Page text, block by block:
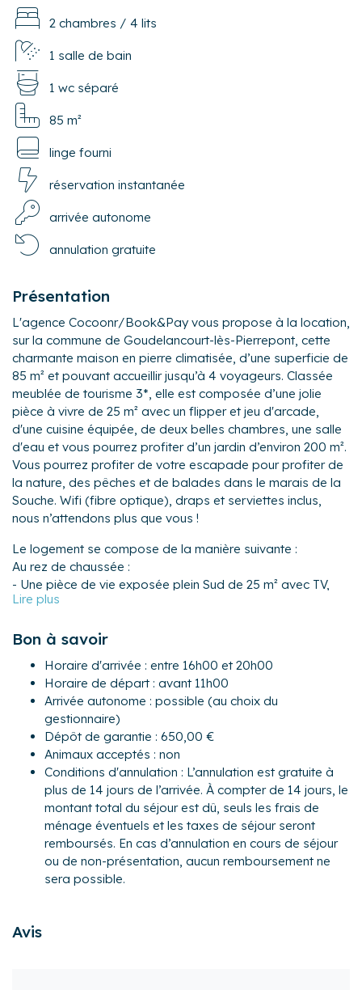
2 chambres / 4 lits
1 salle de bain
1 wc séparé
85 m²
linge fourni
réservation instantanée
arrivée autonome
annulation gratuite
Présentation
L'agence Cocoonr/Book&Pay vous propose à la location,
sur la commune de Goudelancourt-lès-Pierrepont, cette
charmante maison en pierre climatisée, d’une superficie de
85 m² et pouvant accueillir jusqu’à 4 voyageurs. Classée
meublée de tourisme 3*, elle est composée d’une jolie
pièce à vivre de 25 m² avec un flipper et jeu d'arcade,
d'une cuisine équipée, de deux belles chambres, une salle
d'eau et vous pourrez profiter d’un jardin d’environ 200 m².
Vous pourrez profiter de votre escapade pour profiter de
la nature, des pêches et de balades dans le marais de la
Souche. Wifi (fibre optique), draps et serviettes inclus,
nous n’attendons plus que vous !
Le logement se compose de la manière suivante :
Au rez de chaussée :
- Une pièce de vie exposée plein Sud de 25 m² avec TV,
canapé, fauteuil et jeux d'arcades.
ondes, grille-pain, lave-vaisselle, plaques de cuisson,
dosette Senso ...
- Une salle à manger avec à disposition un espace bar.
- Une salle d'eau avec douche et WC.
A l'étage :
- Chambre 1 : deux lits simples pouvant être rapproché en
lit double.
- Chambre 2 : deux lits simples pouvant être rapproché en
lit double.
- WC séparé (sani broyeur).
Extérieur :
- Un beau jardin clos de 200 m², un terrain de pétanque,
des jeux extérieurs pour les enfants, mise à disposition de
matériel de pêche : Cannes, lancets et boite à pêche....
Bon à savoir
Horaire d'arrivée : entre 16h00 et 20h00
Horaire de départ : avant 11h00
Arrivée autonome : possible (au choix du
gestionnaire)
Dépôt de garantie : 650,00 €
Animaux acceptés : non
Conditions d'annulation : L’annulation est gratuite à
plus de 14 jours de l’arrivée. À compter de 14 jours, le
montant total du séjour est dû, seuls les frais de
ménage éventuels et les taxes de séjour seront
remboursés. En cas d’annulation en cours de séjour
ou de non-présentation, aucun remboursement ne
sera possible.
Avis